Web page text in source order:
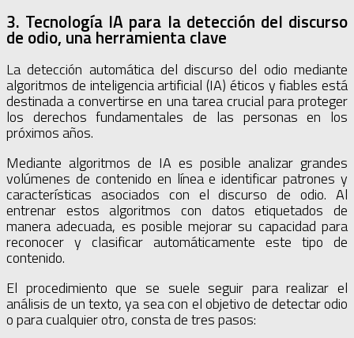
3. Tecnología IA para la detección del discurso
de odio, una herramienta clave
La detección automática del discurso del odio mediante
algoritmos de inteligencia artificial (IA) éticos y fiables está
destinada a convertirse en una tarea crucial para proteger
los derechos fundamentales de las personas en los
próximos años.
Mediante algoritmos de IA es posible analizar grandes
volúmenes de contenido en línea e identificar patrones y
características asociados con el discurso de odio. Al
entrenar estos algoritmos con datos etiquetados de
manera adecuada, es posible mejorar su capacidad para
reconocer y clasificar automáticamente este tipo de
contenido.
El procedimiento que se suele seguir para realizar el
análisis de un texto, ya sea con el objetivo de detectar odio
o para cualquier otro, consta de tres pasos: